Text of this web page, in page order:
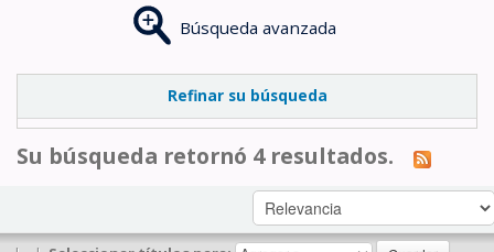
Búsqueda avanzada
Refinar su búsqueda
Su búsqueda retornó 4 resultados.